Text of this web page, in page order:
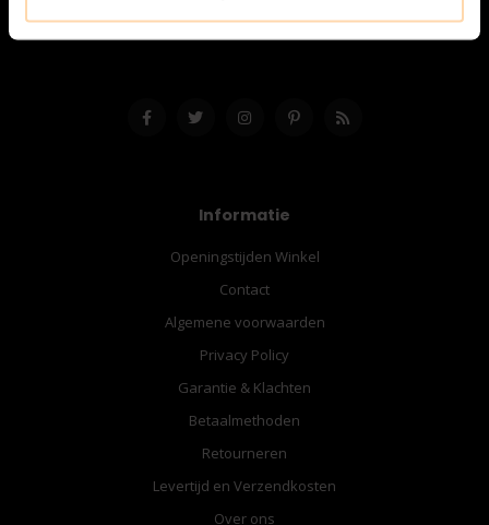
info@bespanracket.nl
Informatie
Openingstijden Winkel
Contact
Algemene voorwaarden
Privacy Policy
Garantie & Klachten
Betaalmethoden
Retourneren
Levertijd en Verzendkosten
Over ons